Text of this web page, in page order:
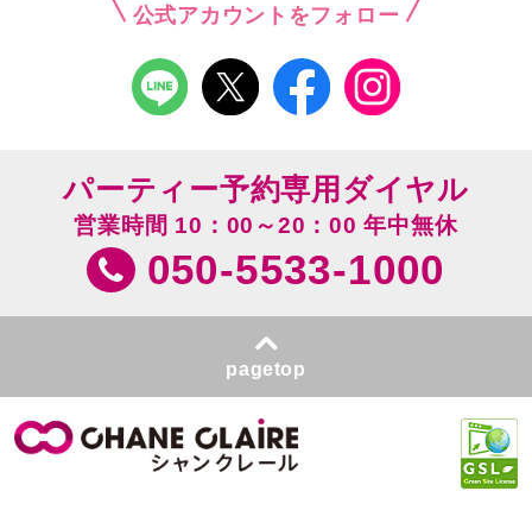
公式アカウントをフォロー
パーティー予約専用ダイヤル
営業時間 10：00～20：00 年中無休
050-5533-1000
pagetop